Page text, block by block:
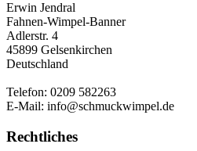
Erwin Jendral
Fahnen-Wimpel-Banner
Adlerstr. 4
45899 Gelsenkirchen
Deutschland
Telefon: 0209 582263
E-Mail: info@schmuckwimpel.de
Rechtliches